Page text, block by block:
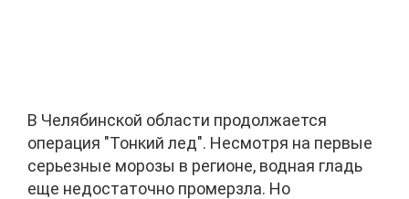
В Челябинской области продолжается
операция "Тонкий лед". Несмотря на первые
серьезные морозы в регионе, водная гладь
еще недостаточно промерзла. Но